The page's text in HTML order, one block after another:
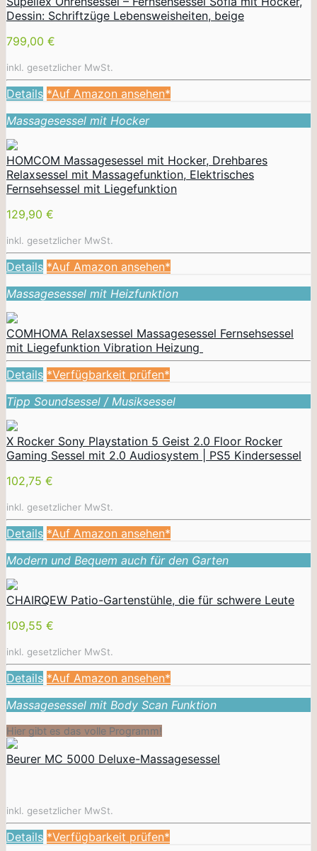
Dessin: Schriftzüge Lebensweisheiten, beige
799,00 €
inkl. gesetzlicher MwSt.
Details *Auf Amazon ansehen*
Massagesessel mit Hocker
HOMCOM Massagesessel mit Hocker, Drehbares
Relaxsessel mit Massagefunktion, Elektrisches
Fernsehsessel mit Liegefunktion
129,90 €
inkl. gesetzlicher MwSt.
Details *Auf Amazon ansehen*
Massagesessel mit Heizfunktion
COMHOMA Relaxsessel Massagesessel Fernsehsessel
mit Liegefunktion Vibration Heizung
Details *Verfügbarkeit prüfen*
Tipp Soundsessel / Musiksessel
X Rocker Sony Playstation 5 Geist 2.0 Floor Rocker
Gaming Sessel mit 2.0 Audiosystem | PS5 Kindersessel
102,75 €
inkl. gesetzlicher MwSt.
Details *Auf Amazon ansehen*
Modern und Bequem auch für den Garten
CHAIRQEW Patio-Gartenstühle, die für schwere Leute
109,55 €
inkl. gesetzlicher MwSt.
Details *Auf Amazon ansehen*
Massagesessel mit Body Scan Funktion
Hier gibt es das volle Programm!
Beurer MC 5000 Deluxe-Massagesessel
inkl. gesetzlicher MwSt.
Details *Verfügbarkeit prüfen*